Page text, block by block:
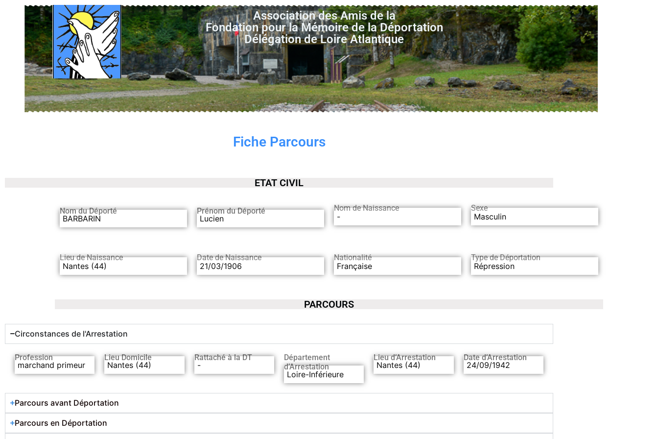
Association des Amis de la
Fondation pour la Mémoire de la Déportation
Délégation de Loire Atlantique
Fiche Parcours
ETAT CIVIL
Nom du Déporté
BARBARIN
Prénom du Déporté
Lucien
Nom de Naissance
-
Sexe
Masculin
Lieu de Naissance
Nantes (44)
Date de Naissance
21/03/1906
Nationalité
Française
Type de Déportation
Répression
PARCOURS
Circonstances de l'Arrestation
Profession
marchand primeur
Lieu Domicile
Nantes (44)
Rattaché à la DT
-
Département
d’Arrestation
Loire-Inférieure
Lieu d’Arrestation
Nantes (44)
Date d’Arrestation
24/09/1942
Parcours avant Déportation
Parcours en Déportation